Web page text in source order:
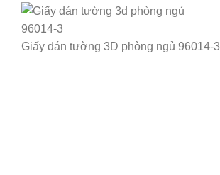
Giấy dán tường 3D phòng ngủ 96014-3